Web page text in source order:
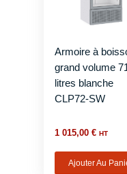
Armoire à
grand volume
litres blanche
CLP72-SW
1 015,00€ HT
Ajouter Au